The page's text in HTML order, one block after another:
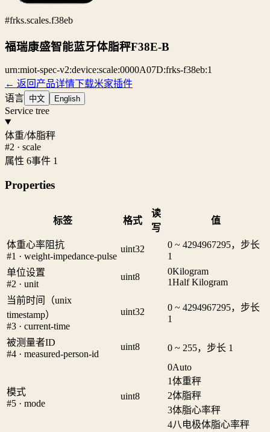
#frks.scales.f38eb
福瑞康盛智能蓝牙体脂秤F38E-B
urn:miot-spec-v2:device:scale:0000A07D:frks-f38eb:1
← 返回产品详情下载米家插件
语言 中文 English
Service tree
体重/体脂秤
#2 · scale
属性 6事件 1
Properties
标签 格式
读
写
值
体重心率阻抗
#1 · weight-impedance-pulse
uint32
0 ~ 4294967295，步长
1
单位设置
#2 · unit
uint8
0Kilogram
1Half Kilogram
当前时间（unix
timestamp）
#3 · current-time
uint32
0 ~ 4294967295，步长
1
被测量者ID
#4 · measured-person-id
uint8 0 ~ 255，步长 1
模式
#5 · mode
uint8
0Auto
1体重秤
2体脂秤
3体脂心率秤
4八电极体脂心率秤